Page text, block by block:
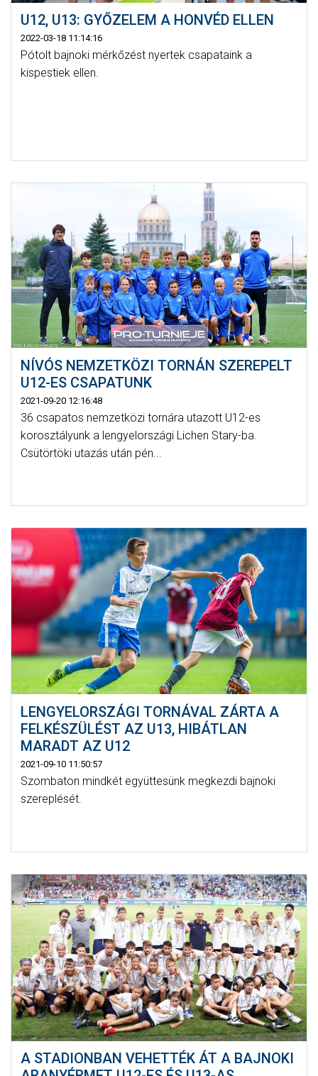
U12, U13: GYŐZELEM A HONVÉD ELLEN
2022-03-18 11:14:16
Pótolt bajnoki mérkőzést nyertek csapataink a
kispestiek ellen.
NÍVÓS NEMZETKÖZI TORNÁN SZEREPELT
U12-ES CSAPATUNK
2021-09-20 12:16:48
36 csapatos nemzetközi tornára utazott U12-es
korosztályunk a lengyelországi Lichen Stary-ba.
Csütörtöki utazás után pén...
LENGYELORSZÁGI TORNÁVAL ZÁRTA A
FELKÉSZÜLÉST AZ U13, HIBÁTLAN
MARADT AZ U12
2021-09-10 11:50:57
Szombaton mindkét együttesünk megkezdi bajnoki
szereplését.
A STADIONBAN VEHETTÉK ÁT A BAJNOKI